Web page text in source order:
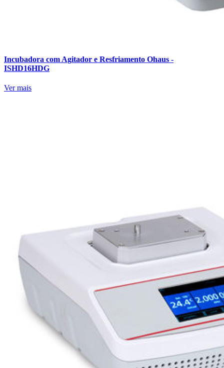
Incubadora com Agitador e Resfriamento Ohaus -
ISHD16HDG
Ver mais